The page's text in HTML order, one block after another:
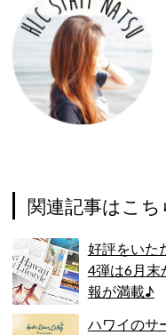
関連記事はこち
好評をいた
4弾は6月末
報が満載♪
ハワイのサ